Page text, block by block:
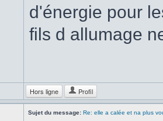
d'énergie pour
fils d allumage
Hors ligne Profil
Sujet du message: Re: elle a calée et na plus